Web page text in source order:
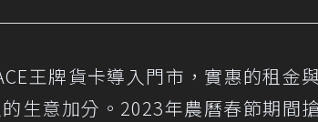
王牌貨卡導入門市，實惠的租金
生意加分。2023年農曆春節期間